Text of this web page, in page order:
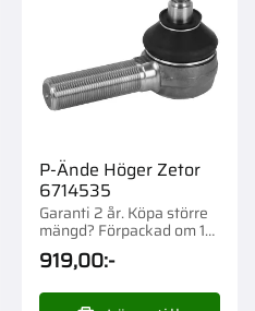
P-Ände Höger Zetor
6714535
Garanti 2 år. Köpa större
mängd? Förpackad om 1
st.
919,00:-